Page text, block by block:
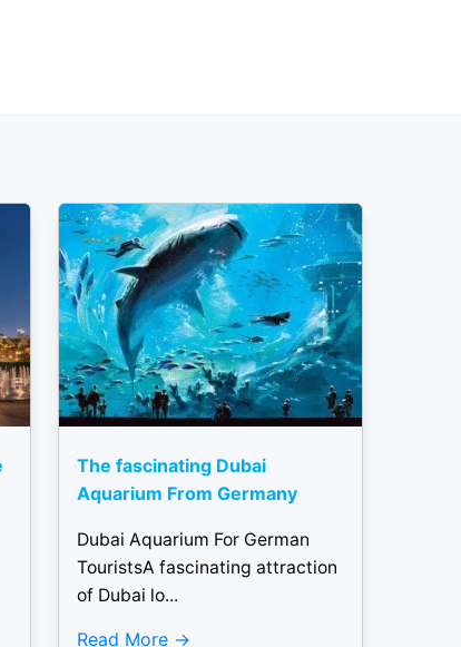
The fascinating Dubai
Aquarium From Germany
Dubai Aquarium For German
TouristsA fascinating attraction
of Dubai lo...
Read More